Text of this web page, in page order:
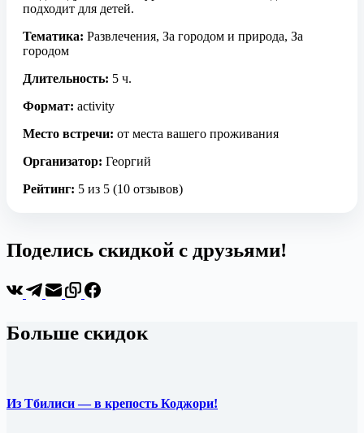
подходит для детей.
Тематика: Развлечения, За городом и природа, За
городом
Длительность: 5 ч.
Формат: activity
Место встречи: от места вашего проживания
Организатор: Георгий
Рейтинг: 5 из 5 (10 отзывов)
Поделись скидкой с друзьями!
Больше скидок
Из Тбилиси — в крепость Коджори!